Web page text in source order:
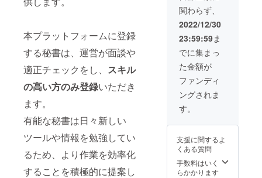
本プラットフォームに登録
する秘書は、運営が面談や
適正チェックをし、 スキル
の高い方のみ登録いただき
ます。
有能な秘書は日々新しい
ツールや情報を勉強してい
るため、より作業を効率化
することを積極的に提案し
させて
いただ
いた場
いても
返金は
いたし
かねま
す。 ※
掲載期
間は
1年間で
す。
お値段
です。
2か月目
以降も
別途再
申し込
みで1年
間限り
30,000
円でご
す。
年2月か
ら1年間
有効で
す。 ※
プラッ
ト
フォー
ムを6か
月間(1
か月あ
たり10
時間）
ご利用
いただ
常価格
210,000
円より
クラウ
ドファ
関わらず、
2022/12/30
23:59:59ま
でに集まっ
た金額が
ファンディ
ングされま
す。
支援に関するよ
くある質問
手数料はいく
らかかります